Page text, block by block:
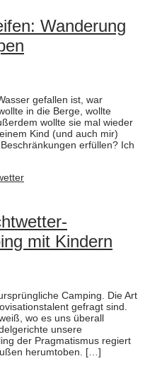
Wanderung
gefallen ist, war
in die Berge, wollte
wollte sie mal wieder
Kind (und auch mir)
erfüllen? Ich
mit Kindern
Camping. Die Art
gefragt sind.
wo es uns überall
unsere
der Pragmatismus regiert
herumtoben. […]